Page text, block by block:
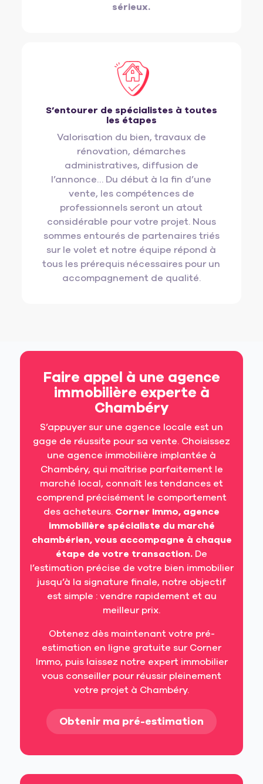
sérieux.
S’entourer de spécialistes à toutes
les étapes
Valorisation du bien, travaux de
rénovation, démarches
administratives, diffusion de
l’annonce… Du début à la fin d’une
vente, les compétences de
professionnels seront un atout
considérable pour votre projet. Nous
sommes entourés de partenaires triés
sur le volet et notre équipe répond à
tous les prérequis nécessaires pour un
accompagnement de qualité.
Faire appel à une agence
immobilière experte à
Chambéry
S’appuyer sur une agence locale est un
gage de réussite pour sa vente. Choisissez
une agence immobilière implantée à
Chambéry, qui maîtrise parfaitement le
marché local, connaît les tendances et
comprend précisément le comportement
des acheteurs. Corner Immo, agence
immobilière spécialiste du marché
chambérien, vous accompagne à chaque
étape de votre transaction. De
l’estimation précise de votre bien immobilier
jusqu’à la signature finale, notre objectif
est simple : vendre rapidement et au
meilleur prix.
Obtenez dès maintenant votre pré-
estimation en ligne gratuite sur Corner
Immo, puis laissez notre expert immobilier
vous conseiller pour réussir pleinement
votre projet à Chambéry.
Obtenir ma pré-estimation